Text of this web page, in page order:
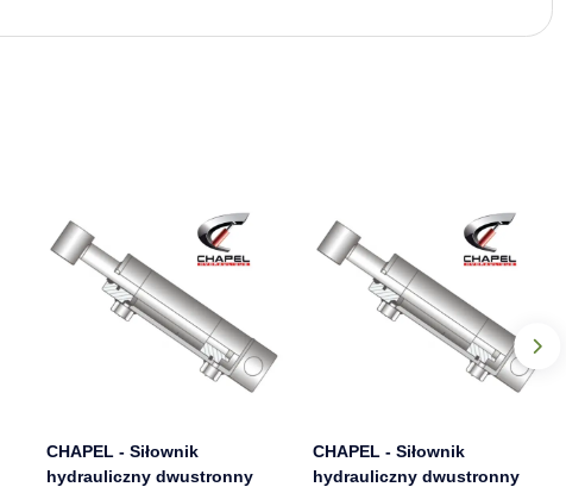
CHAPEL - Siłownik
hydrauliczny dwustronny
CHAPEL - Siłownik
hydrauliczny dwustronny